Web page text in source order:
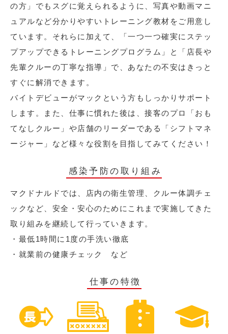
の方」でもスグに覚えられるように、写真や動画マニ
ュアルなど分かりやすいトレーニング教材をご用意し
ています。それらに加えて、「一つ一つ確実にステッ
プアップできるトレーニングプログラム」と「店長や
先輩クルーの丁寧な指導」で、あなたの不安はきっと
すぐに解消できます。
バイトデビューがマックという方もしっかりサポート
します。また、仕事に慣れた後は、接客のプロ「おも
てなしクルー」や店舗のリーダーである「シフトマネ
ージャー」など様々な役割を目指してみてください！
感染予防の取り組み
マクドナルドでは、店内の衛生管理、クルー体調チェ
ックなど、安全・安心のためにこれまで実施してきた
取り組みを継続して行っていきます。
・最低1時間に1度の手洗い徹底
・就業前の健康チェック など
仕事の特徴